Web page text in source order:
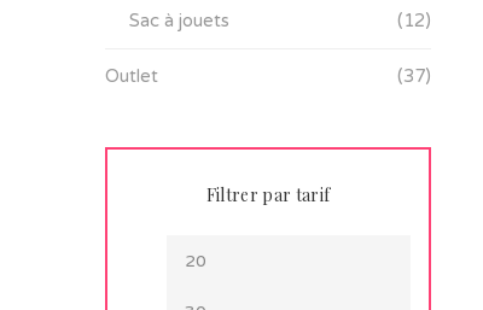
Sac à jouets (12)
Outlet (37)
Filtrer par tarif